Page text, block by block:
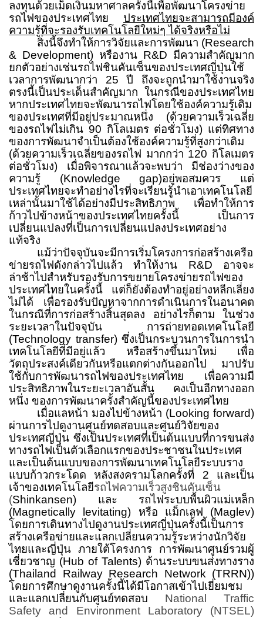
ลงทุนด้วยเม็ดเงินมหาศาลครั้งนี้เพื่อพัฒนาโครงข่าย
รถไฟของประเทศไทย ประเทศไทยจะสามารถมีองค์
ความรู้ที่จะรองรับเทคโนโลยีใหม่ๆ ได้จริงหรือไม่
สิ่งนี้จึงทำให้การวิจัยและการพัฒนา (Research
& Development) หรืองาน R&D มีความสำคัญมาก
ยกตัวอย่างเช่นรถไฟชินคันเซ็นของประเทศญี่ปุ่นใช้
เวลาการพัฒนากว่า 25 ปี ถึงจะถูกนำมาใช้งานจริง
ตรงนี้เป็นประเด็นสำคัญมาก ในกรณีของประเทศไทย
หากประเทศไทยจะพัฒนารถไฟโดยใช้องค์ความรู้เดิม
ของประเทศที่มีอยู่ประมาณหนึ่ง (ด้วยความเร็วเฉลี่ย
ของรถไฟไม่เกิน 90 กิโลเมตร ต่อชั่วโมง) แต่ทิศทาง
ของการพัฒนาจำเป็นต้องใช้องค์ความรู้ที่สูงกว่าเดิม
(ด้วยความเร็วเฉลี่ยของรถไฟ มากกว่า 120 กิโลเมตร
ต่อชั่วโมง) เมื่อพิจารณาแล้วจะพบว่า มีช่องว่างของ
ความรู้ (Knowledge gap)อยู่พอสมควร แต่
ประเทศไทยจะทำอย่างไรที่จะเรียนรู้นำเอาเทคโนโลยี
เหล่านั้นมาใช้ได้อย่างมีประสิทธิภาพ เพื่อทำให้การ
ก้าวไปข้างหน้าของประเทศไทยครั้งนี้ เป็นการ
เปลี่ยนแปลงที่เป็นการเปลี่ยนแปลงประเทศอย่าง
แท้จริง
แม้ว่าปัจจุบันจะมีการเริ่มโครงการก่อสร้างเครือ
ข่ายรถไฟดังกล่าวไปแล้ว ทำให้งาน R&D อาจจะ
ล่าช้าไปสำหรับรองรับการขยายโครงข่ายรถไฟของ
ประเทศไทยในครั้งนี้ แต่ก็ยังต้องทำอยู่อย่างหลีกเลี่ยง
ไม่ได้ เพื่อรองรับปัญหาจากการดำเนินการในอนาคต
ในกรณีที่การก่อสร้างสิ้นสุดลง อย่างไรก็ตาม ในช่วง
ระยะเวลาในปัจจุบัน การถ่ายทอดเทคโนโลยี
(Technology transfer) ซึ่งเป็นกระบวนการในการนำ
เทคโนโลยีที่มีอยู่แล้ว หรือสร้างขึ้นมาใหม่ เพื่อ
วัตถุประสงค์เดียวกันหรือแตกต่างกันออกไป มาปรับ
ใช้กับการพัฒนารถไฟของประเทศไทย เพื่อความมี
ประสิทธิภาพในระยะเวลาอันสั้น คงเป็นอีกทางออก
หนึ่ง ของการพัฒนาครั้งสำคัญนี้ของประเทศไทย
เมื่อแลหน้า มองไปข้างหน้า (Looking forward)
ผ่านการไปดูงานศูนย์ทดสอบและศูนย์วิจัยของ
ประเทศญี่ปุ่น ซึ่งเป็นประเทศที่เป็นต้นแบบที่การขนส่ง
ทางรถไฟเป็นตัวเลือกแรกของประชาชนในประเทศ
และเป็นต้นแบบของการพัฒนาเทคโนโลยีระบบราง
แบบก้าวกระโดด หลังสงครามโลกครั้งที่ 2 และเป็น
เจ้าของเทคโนโลยีรถไฟความเร็วสูงชินคันเซ็น
(Shinkansen) และ รถไฟระบบพื้นผิวแม่เหล็ก
(Magnetically levitating) หรือ แม็กเลฟ (Maglev)
โดยการเดินทางไปดูงานประเทศญี่ปุ่นครั้งนี้เป็นการ
สร้างเครือข่ายและแลกเปลี่ยนความรู้ระหว่างนักวิจัย
ไทยและญี่ปุ่น ภายใต้โครงการ การพัฒนาศูนย์รวมผู้
เชี่ยวชาญ (Hub of Talents) ด้านระบบขนส่งทางราง
(Thailand Railway Research Network (TRRN))
โดยการศึกษาดูงานครั้งนี้ได้มีโอกาสเข้าไปเยี่ยมชม
และแลกเปลี่ยนกับศูนย์ทดสอบ National Traffic
Safety and Environment Laboratory (NTSEL)